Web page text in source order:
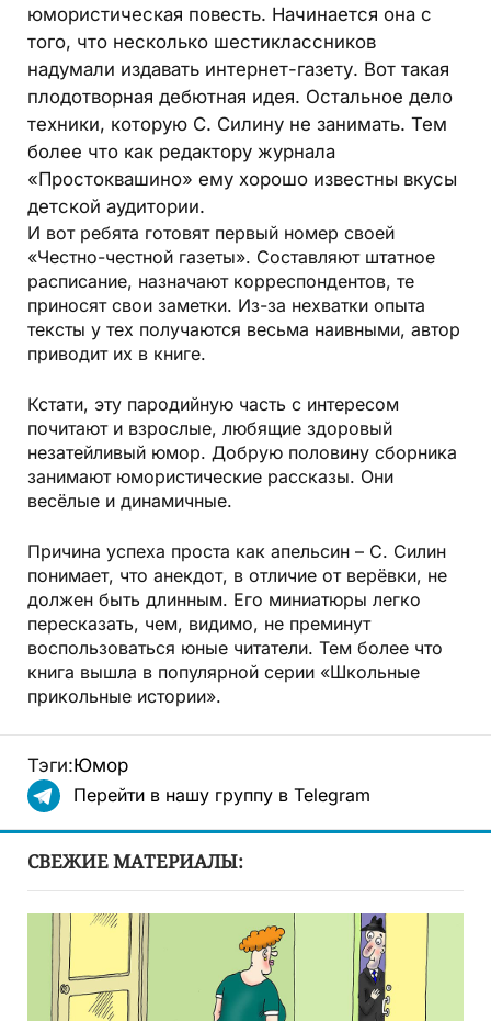
юмористическая повесть. Начинается она с
того, что несколько шестиклассников
надумали издавать интернет-газету. Вот такая
плодотворная дебютная идея. Остальное дело
техники, которую С. Силину не занимать. Тем
более что как редактору журнала
«Простоквашино» ему хорошо известны вкусы
детской аудитории.
И вот ребята готовят первый номер своей
«Честно-честной газеты». Составляют штатное
расписание, назначают корреспондентов, те
приносят свои заметки. Из-за нехватки опыта
тексты у тех получаются весьма наивными, автор
приводит их в книге.
Кстати, эту пародийную часть с интересом
почитают и взрослые, любящие здоровый
незатейливый юмор. Добрую половину сборника
занимают юмористические рассказы. Они
весёлые и динамичные.
Причина успеха проста как апельсин – С. Силин
понимает, что анекдот, в отличие от верёвки, не
должен быть длинным. Его миниатюры легко
пересказать, чем, видимо, не преминут
воспользоваться юные читатели. Тем более что
книга вышла в популярной серии «Школьные
прикольные истории».
Тэги:Юмор
Перейти в нашу группу в Telegram
СВЕЖИЕ МАТЕРИАЛЫ: